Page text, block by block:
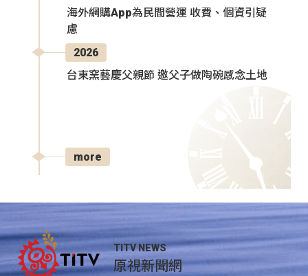
海外網購App為民間營運 收費、個資引疑
慮
2026
台東窯藝慶父親節 邀父子做陶碗感念土地
more
TITV NEWS
原視新聞網